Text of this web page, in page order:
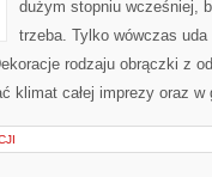
dużym stopniu wcześniej,
trzeba. Tylko wówczas
rodzaju obrączki z
klimat całej imprezy oraz